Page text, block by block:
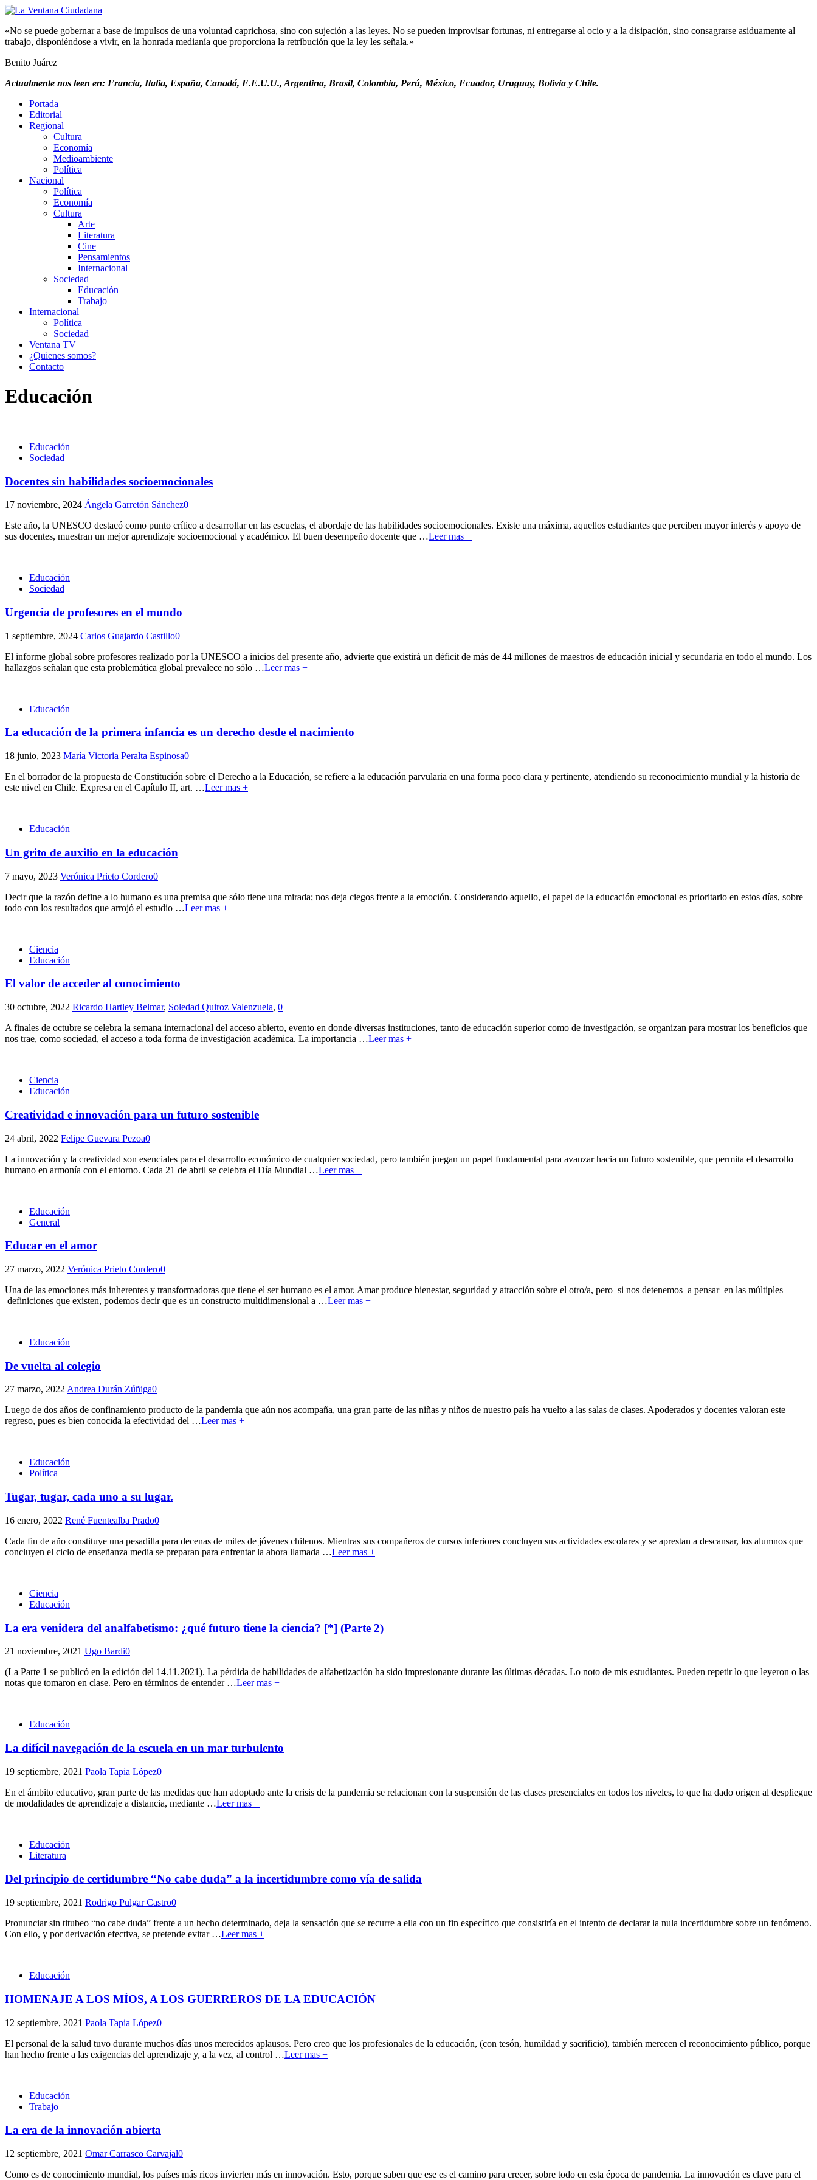
«No se puede gobernar a base de impulsos de una voluntad caprichosa, sino con sujeción a las leyes. No se pueden improvisar fortunas, ni entregarse al ocio y a la disipación, sino consagrarse asiduamente al
trabajo, disponiéndose a vivir, en la honrada medianía que proporciona la retribución que la ley les señala.»
Benito Juárez
Actualmente nos leen en: Francia, Italia, España, Canadá, E.E.U.U., Argentina, Brasil, Colombia, Perú, México, Ecuador, Uruguay, Bolivia y Chile.
Portada
Editorial
Regional
Cultura
Economía
Medioambiente
Política
Nacional
Política
Economía
Cultura
Arte
Literatura
Cine
Pensamientos
Internacional
Sociedad
Educación
Trabajo
Internacional
Política
Sociedad
Ventana TV
¿Quienes somos?
Contacto
Educación
Educación
Sociedad
Docentes sin habilidades socioemocionales
17 noviembre, 2024 Ángela Garretón Sánchez0
Este año, la UNESCO destacó como punto crítico a desarrollar en las escuelas, el abordaje de las habilidades socioemocionales. Existe una máxima, aquellos estudiantes que perciben mayor interés y apoyo de
sus docentes, muestran un mejor aprendizaje socioemocional y académico. El buen desempeño docente que …Leer mas +
Educación
Sociedad
Urgencia de profesores en el mundo
1 septiembre, 2024 Carlos Guajardo Castillo0
El informe global sobre profesores realizado por la UNESCO a inicios del presente año, advierte que existirá un déficit de más de 44 millones de maestros de educación inicial y secundaria en todo el mundo. Los
hallazgos señalan que esta problemática global prevalece no sólo …Leer mas +
Educación
La educación de la primera infancia es un derecho desde el nacimiento
18 junio, 2023 María Victoria Peralta Espinosa0
En el borrador de la propuesta de Constitución sobre el Derecho a la Educación, se refiere a la educación parvularia en una forma poco clara y pertinente, atendiendo su reconocimiento mundial y la historia de
este nivel en Chile. Expresa en el Capítulo II, art. …Leer mas +
Educación
Un grito de auxilio en la educación
7 mayo, 2023 Verónica Prieto Cordero0
Decir que la razón define a lo humano es una premisa que sólo tiene una mirada; nos deja ciegos frente a la emoción. Considerando aquello, el papel de la educación emocional es prioritario en estos días, sobre
todo con los resultados que arrojó el estudio …Leer mas +
Ciencia
Educación
El valor de acceder al conocimiento
30 octubre, 2022 Ricardo Hartley Belmar, Soledad Quiroz Valenzuela, 0
A finales de octubre se celebra la semana internacional del acceso abierto, evento en donde diversas instituciones, tanto de educación superior como de investigación, se organizan para mostrar los beneficios que
nos trae, como sociedad, el acceso a toda forma de investigación académica. La importancia …Leer mas +
Ciencia
Educación
Creatividad e innovación para un futuro sostenible
24 abril, 2022 Felipe Guevara Pezoa0
La innovación y la creatividad son esenciales para el desarrollo económico de cualquier sociedad, pero también juegan un papel fundamental para avanzar hacia un futuro sostenible, que permita el desarrollo
humano en armonía con el entorno. Cada 21 de abril se celebra el Día Mundial …Leer mas +
Educación
General
Educar en el amor
27 marzo, 2022 Verónica Prieto Cordero0
Una de las emociones más inherentes y transformadoras que tiene el ser humano es el amor. Amar produce bienestar, seguridad y atracción sobre el otro/a, pero si nos detenemos a pensar en las múltiples
definiciones que existen, podemos decir que es un constructo multidimensional a …Leer mas +
Educación
De vuelta al colegio
27 marzo, 2022 Andrea Durán Zúñiga0
Luego de dos años de confinamiento producto de la pandemia que aún nos acompaña, una gran parte de las niñas y niños de nuestro país ha vuelto a las salas de clases. Apoderados y docentes valoran este
regreso, pues es bien conocida la efectividad del …Leer mas +
Educación
Política
Tugar, tugar, cada uno a su lugar.
16 enero, 2022 René Fuentealba Prado0
Cada fin de año constituye una pesadilla para decenas de miles de jóvenes chilenos. Mientras sus compañeros de cursos inferiores concluyen sus actividades escolares y se aprestan a descansar, los alumnos que
concluyen el ciclo de enseñanza media se preparan para enfrentar la ahora llamada …Leer mas +
Ciencia
Educación
La era venidera del analfabetismo: ¿qué futuro tiene la ciencia? [*] (Parte 2)
21 noviembre, 2021 Ugo Bardi0
(La Parte 1 se publicó en la edición del 14.11.2021). La pérdida de habilidades de alfabetización ha sido impresionante durante las últimas décadas. Lo noto de mis estudiantes. Pueden repetir lo que leyeron o las
notas que tomaron en clase. Pero en términos de entender …Leer mas +
Educación
La difícil navegación de la escuela en un mar turbulento
19 septiembre, 2021 Paola Tapia López0
En el ámbito educativo, gran parte de las medidas que han adoptado ante la crisis de la pandemia se relacionan con la suspensión de las clases presenciales en todos los niveles, lo que ha dado origen al despliegue
de modalidades de aprendizaje a distancia, mediante …Leer mas +
Educación
Literatura
Del principio de certidumbre “No cabe duda” a la incertidumbre como vía de salida
19 septiembre, 2021 Rodrigo Pulgar Castro0
Pronunciar sin titubeo “no cabe duda” frente a un hecho determinado, deja la sensación que se recurre a ella con un fin específico que consistiría en el intento de declarar la nula incertidumbre sobre un fenómeno.
Con ello, y por derivación efectiva, se pretende evitar …Leer mas +
Educación
HOMENAJE A LOS MÍOS, A LOS GUERREROS DE LA EDUCACIÓN
12 septiembre, 2021 Paola Tapia López0
El personal de la salud tuvo durante muchos días unos merecidos aplausos. Pero creo que los profesionales de la educación, (con tesón, humildad y sacrificio), también merecen el reconocimiento público, porque
han hecho frente a las exigencias del aprendizaje y, a la vez, al control …Leer mas +
Educación
Trabajo
La era de la innovación abierta
12 septiembre, 2021 Omar Carrasco Carvajal0
Como es de conocimiento mundial, los países más ricos invierten más en innovación. Esto, porque saben que ese es el camino para crecer, sobre todo en esta época de pandemia. La innovación es clave para el